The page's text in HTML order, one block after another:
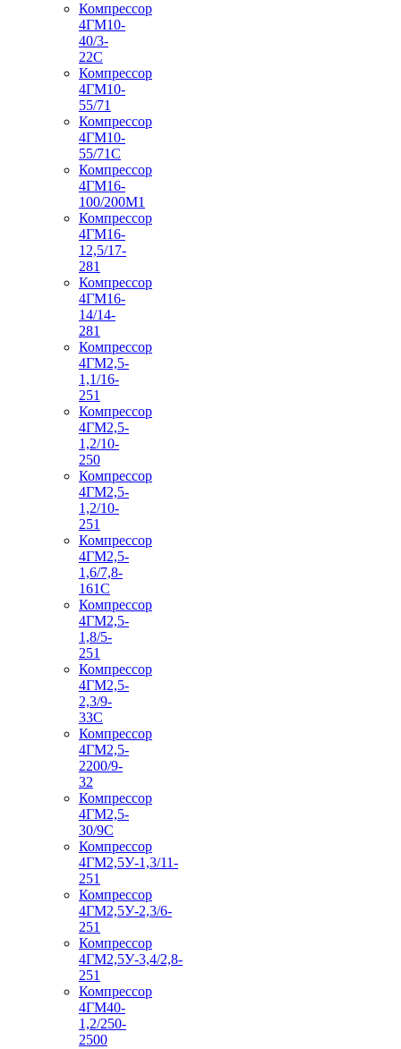
Компрессор
4ГМ10-
40/3-
22С
Компрессор
4ГМ10-
55/71
Компрессор
4ГМ10-
55/71С
Компрессор
4ГМ16-
100/200М1
Компрессор
4ГМ16-
12,5/17-
281
Компрессор
4ГМ16-
14/14-
281
Компрессор
4ГМ2,5-
1,1/16-
251
Компрессор
4ГМ2,5-
1,2/10-
250
Компрессор
4ГМ2,5-
1,2/10-
251
Компрессор
4ГМ2,5-
1,6/7,8-
161С
Компрессор
4ГМ2,5-
1,8/5-
251
Компрессор
4ГМ2,5-
2,3/9-
33С
Компрессор
4ГМ2,5-
2200/9-
32
Компрессор
4ГМ2,5-
30/9С
Компрессор
4ГМ2,5У-1,3/11-
251
Компрессор
4ГМ2,5У-2,3/6-
251
Компрессор
4ГМ2,5У-3,4/2,8-
251
Компрессор
4ГМ40-
1,2/250-
2500